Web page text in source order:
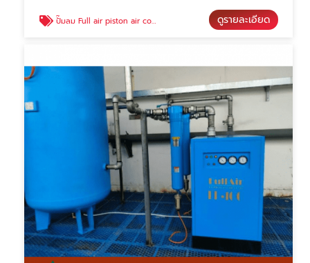
ปั๊มลม Full air piston air compressor ดูรายละเอียด